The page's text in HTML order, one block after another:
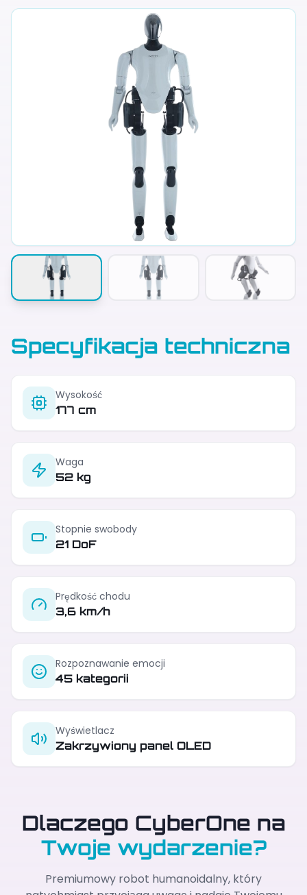
Specyfikacja techniczna
Wysokość
177 cm
Waga
52 kg
Stopnie swobody
21 DoF
Prędkość chodu
3,6 km/h
Rozpoznawanie emocji
45 kategorii
Wyświetlacz
Zakrzywiony panel OLED
Dlaczego CyberOne na
Twoje wydarzenie?
Premiumowy robot humanoidalny, który